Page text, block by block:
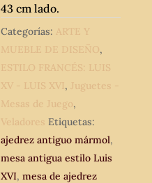
43 cm lado.
Categorías: ARTE Y
MUEBLE DE DISEÑO,
ESTILO FRANCÉS: LUIS
XV - LUIS XVI, Juguetes -
Mesas de Juego,
Veladores Etiquetas:
ajedrez antiguo mármol,
mesa antigua estilo Luis
XVI,mesa de ajedrez